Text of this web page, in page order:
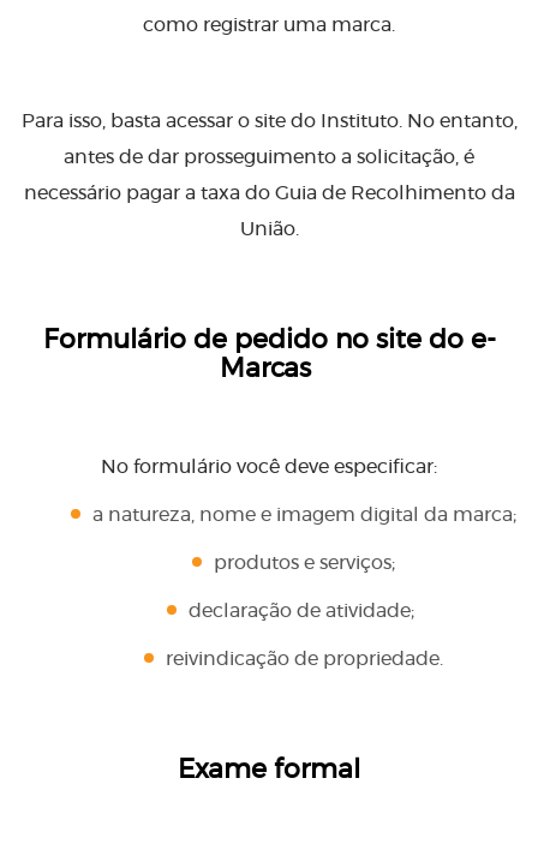
como registrar uma marca.
Para isso, basta acessar o site do Instituto. No entanto,
antes de dar prosseguimento a solicitação, é
necessário pagar a taxa do Guia de Recolhimento da
União.
Formulário de pedido no site do e-
Marcas
No formulário você deve especificar:
a natureza, nome e imagem digital da marca;
produtos e serviços;
declaração de atividade;
reivindicação de propriedade.
Exame formal